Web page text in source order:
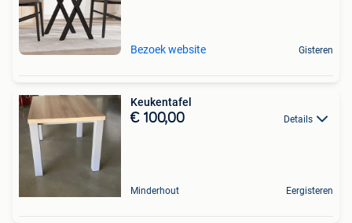
Bezoek website Gisteren
Keukentafel
€ 100,00 Details
Minderhout Eergisteren